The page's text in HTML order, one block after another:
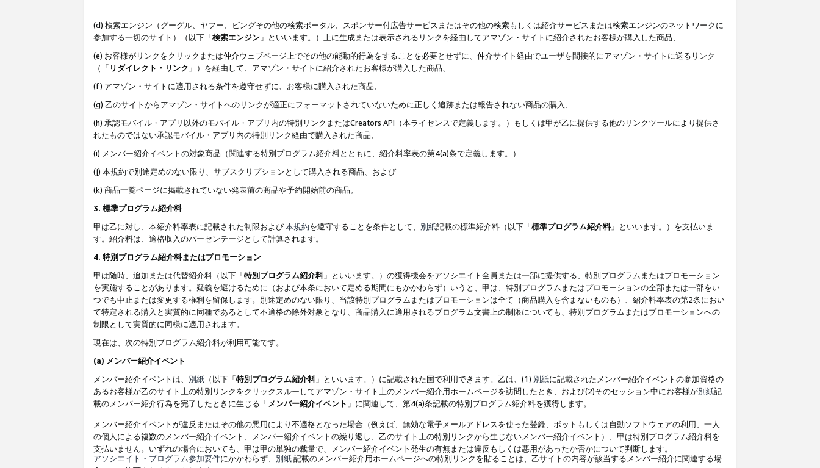
(d) 検索エンジン（グーグル、ヤフー、ビングその他の検索ポータル、スポンサー付広告サービスまたはその他の検索もしくは紹介サービスまたは検索エンジンのネットワークに
参加する一切のサイト）（以下「検索エンジン 」といいます。）上に生成または表示されるリンクを経由してアマゾン・サイトに紹介されたお客様が購入した商品、
(e) お客様がリンクをクリックまたは仲介ウェブページ上でその他の能動的行為をすることを必要とせずに、仲介サイト経由でユーザを間接的にアマゾン・サイトに送るリンク
（「 リダイレクト・リンク 」）を経由して、アマゾン・サイトに紹介されたお客様が購入した商品、
(f) アマゾン・サイトに適用される条件を遵守せずに、お客様に購入された商品、
(g) 乙のサイトからアマゾン・サイトへのリンクが適正にフォーマットされていないために正しく追跡または報告されない商品の購入、
(h) 承認モバイル・アプリ以外のモバイル・アプリ内の特別リンクまたはCreators API（本ライセンスで定義します。）もしくは甲が乙に提供する他のリンクツールにより提供さ
れたものではない承認モバイル・アプリ内の特別リンク経由で購入された商品、
(i) メンバー紹介イベントの対象商品（関連する特別プログラム紹介料とともに、紹介料率表の第4(a)条で定義します。）
(j) 本規約で別途定めのない限り、サブスクリプションとして購入される商品、および
(k) 商品一覧ページに掲載されていない発表前の商品や予約開始前の商品。
3. 標準プログラム紹介料
甲は乙に対し、本紹介料率表に記載された制限および本規約を遵守することを条件として、 別紙記載の標準紹介料（以下「標準プログラム紹介料」といいます。）を支払いま
す。紹介料は、適格収入のパーセンテージとして計算されます。
4. 特別プログラム紹介料またはプロモーション
甲は随時、追加または代替紹介料（以下「特別プログラム紹介料」といいます。）の獲得機会をアソシエイト全員または一部に提供する、特別プログラムまたはプロモーション
を実施することがあります。疑義を避けるために（および本条において定める期間にもかかわらず）いうと、甲は、特別プログラムまたはプロモーションの全部または一部をい
つでも中止または変更する権利を留保します。別途定めのない限り、当該特別プログラムまたはプロモーションは全て（商品購入を含まないものも）、紹介料率表の第2条におい
て特定される購入と実質的に同種であるとして不適格の除外対象となり、商品購入に適用されるプログラム文書上の制限についても、特別プログラムまたはプロモーションへの
制限として実質的に同様に適用されます。
現在は、次の特別プログラム紹介料が利用可能です。
(a) メンバー紹介イベント
メンバー紹介イベントは、 別紙 （以下「特別プログラム紹介料」といいます。）に記載された国で利用できます。乙は、(1) 別紙に記載されたメンバー紹介イベントの参加資格の
あるお客様が乙のサイト上の特別リンクをクリックスルーしてアマゾン・サイト上のメンバー紹介用ホームページを訪問したとき、および(2)そのセッション中にお客様が別紙記
載のメンバー紹介行為を完了したときに生じる「 メンバー紹介イベント 」に関連して、第4(a)条記載の特別プログラム紹介料を獲得します。
メンバー紹介イベントが違反またはその他の悪用により不適格となった場合（例えば、無効な電子メールアドレスを使った登録、ボットもしくは自動ソフトウェアの利用、一人
の個人による複数のメンバー紹介イベント、メンバー紹介イベントの繰り返し、乙のサイト上の特別リンクから生じないメンバー紹介イベント）、甲は特別プログラム紹介料を
支払いません。いずれの場合においても、甲は甲の単独の裁量で、メンバー紹介イベント発生の有無または違反もしくは悪用があったか否かについて判断します。
アソシエイト・プログラム参加要件にかかわらず、 別紙記載のメンバー紹介用ホームページへの特別リンクを貼ることは、乙サイトの内容が該当するメンバー紹介に関連する場